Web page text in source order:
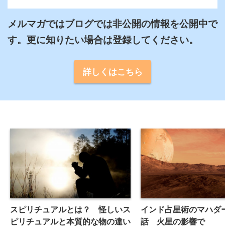
メルマガではブログでは非公開の情報を公開中で
詳しくはこちら
スピリチュアルとは？ 怪しいス
ピリチュアルと本質的な物の違い
インド占星術のマハダ
話 火星の影響で